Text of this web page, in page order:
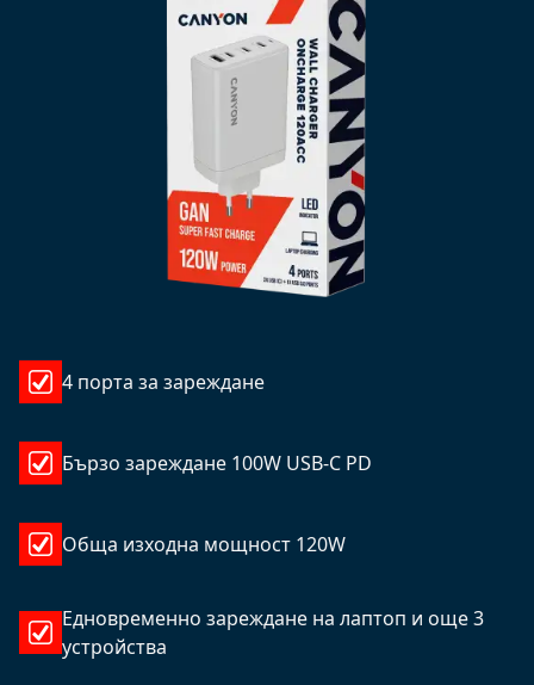
4 порта за зареждане
Бързо зареждане 100W USB-C PD
Обща изходна мощност 120W
Едновременно зареждане на лаптоп и още 3
устройства